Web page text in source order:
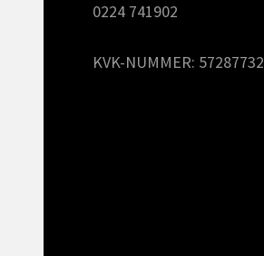
0224 741902
KVK-NUMMER: 57287732